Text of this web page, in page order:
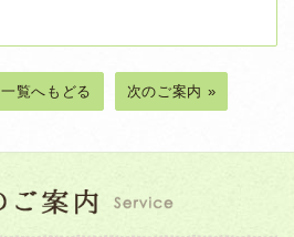
一覧へもどる 次のご案内 »